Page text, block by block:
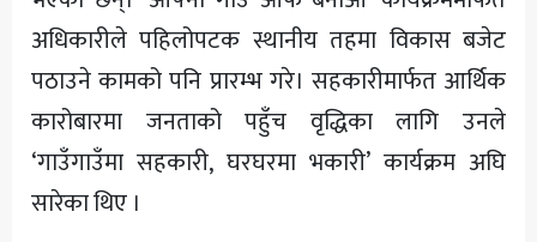
अधिकारीले पहिलोपटक स्थानीय तहमा विकास बजेट
पठाउने कामको पनि प्रारम्भ गरे। सहकारीमार्फत आर्थिक
कारोबारमा जनताको पहुँच वृद्धिका लागि उनले
‘गाउँगाउँमा सहकारी, घरघरमा भकारी’ कार्यक्रम अघि
सारेका थिए ।